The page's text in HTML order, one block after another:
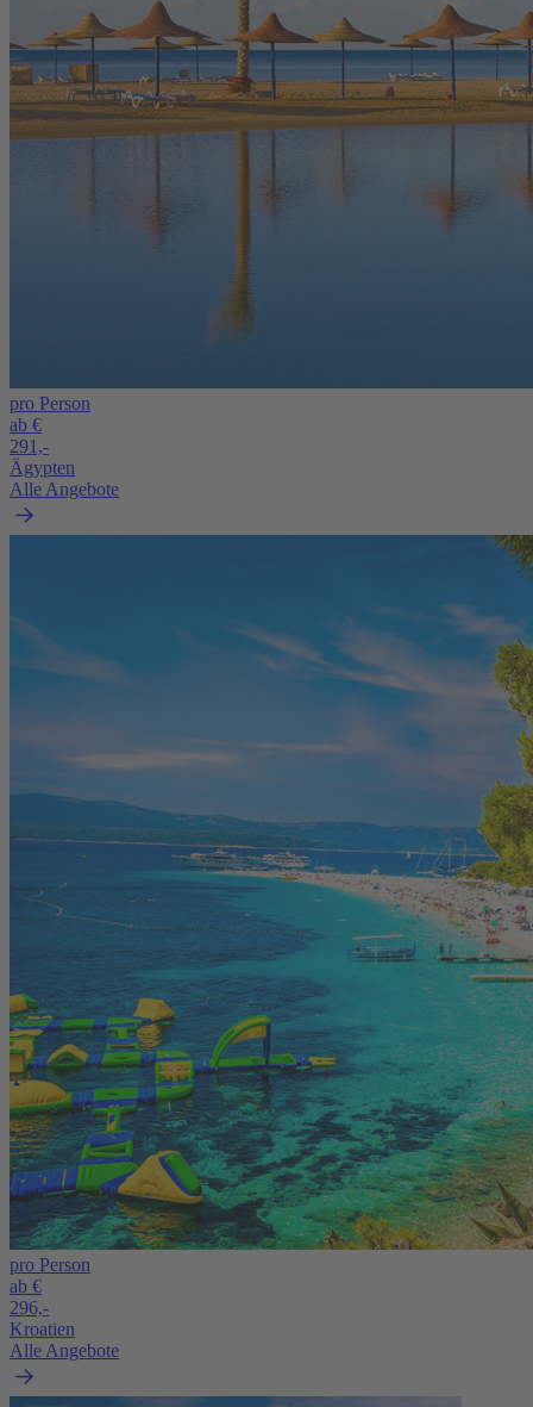
pro Person
ab €
291,-
Ägypten
Alle Angebote
pro Person
ab €
296,-
Kroatien
Alle Angebote